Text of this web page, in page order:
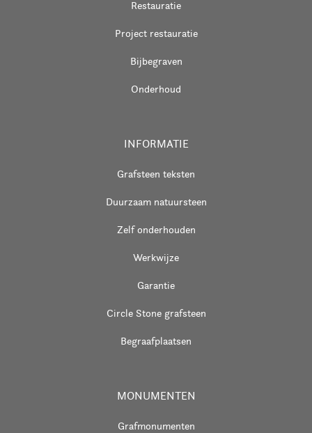
Restauratie
Project restauratie
Bijbegraven
Onderhoud
INFORMATIE
Grafsteen teksten
Duurzaam natuursteen
Zelf onderhouden
Werkwijze
Garantie
Circle Stone grafsteen
Begraafplaatsen
MONUMENTEN
Grafmonumenten